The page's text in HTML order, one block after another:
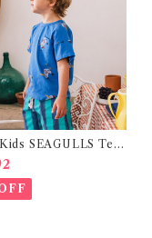
SEAGULLS Tee